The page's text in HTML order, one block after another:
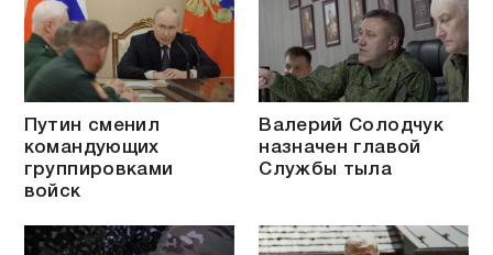
Путин сменил
командующих
группировками
войск
Валерий Солодчук
назначен главой
Службы тыла